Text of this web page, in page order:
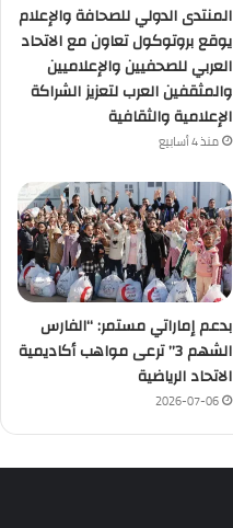
المنتدى الدولي للصحافة والإعلام
يوقع بروتوكول تعاون مع الاتحاد
العربي للصحفيين والإعلاميين
والمثقفين العرب لتعزيز الشراكة
الإعلامية والثقافية
منذ 4 أسابيع
بدعم إماراتي مستمر: “الفارس
الشهم 3” ترعى مواهب أكاديمية
الاتحاد الرياضية
2026-07-06